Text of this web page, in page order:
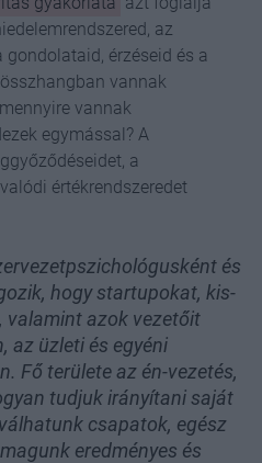
az
gondolataid, érzéseid és a
vannak
vannak
egymással? A
a
értékrendszeredet
és
hogy startupokat, kis-
valamint azok vezetőit
az üzleti és egyéni
Fő területe az én-vezetés,
tudjuk irányítani saját
csapatok, egész
eredményes és